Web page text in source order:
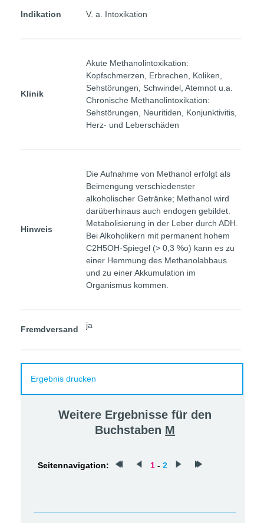
Indikation V. a. Intoxikation
Klinik
Akute Methanolintoxikation:
Kopfschmerzen, Erbrechen, Koliken,
Sehstörungen, Schwindel, Atemnot u.a.
Chronische Methanolintoxikation:
Sehstörungen, Neuritiden, Konjunktivitis,
Herz- und Leberschäden
Hinweis
Die Aufnahme von Methanol erfolgt als
Beimengung verschiedenster
alkoholischer Getränke; Methanol wird
darüberhinaus auch endogen gebildet.
Metabolisierung in der Leber durch ADH.
Bei Alkoholikern mit permanent hohem
C2H5OH-Spiegel (> 0,3 %o) kann es zu
einer Hemmung des Methanolabbaus
und zu einer Akkumulation im
Organismus kommen.
Fremdversand ja
Ergebnis drucken
Weitere Ergebnisse für den
Buchstaben M
Seitennavigation: 1 - 2